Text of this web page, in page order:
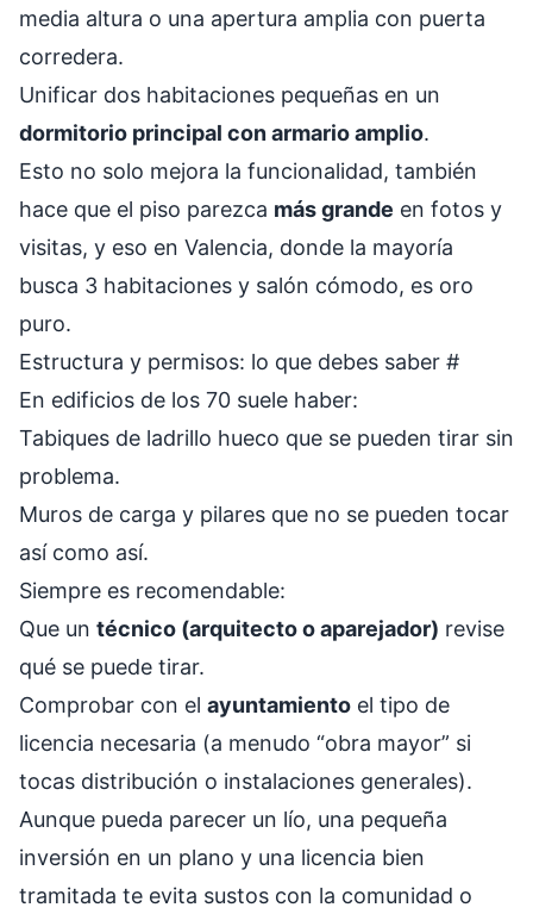
media altura o una apertura amplia con puerta
corredera.
Unificar dos habitaciones pequeñas en un
dormitorio principal con armario amplio.
Esto no solo mejora la funcionalidad, también
hace que el piso parezca más grande en fotos y
visitas, y eso en Valencia, donde la mayoría
busca 3 habitaciones y salón cómodo, es oro
puro.
Estructura y permisos: lo que debes saber #
En edificios de los 70 suele haber:
Tabiques de ladrillo hueco que se pueden tirar sin
problema.
Muros de carga y pilares que no se pueden tocar
así como así.
Siempre es recomendable:
Que un técnico (arquitecto o aparejador) revise
qué se puede tirar.
Comprobar con el ayuntamiento el tipo de
licencia necesaria (a menudo “obra mayor” si
tocas distribución o instalaciones generales).
Aunque pueda parecer un lío, una pequeña
inversión en un plano y una licencia bien
tramitada te evita sustos con la comunidad o